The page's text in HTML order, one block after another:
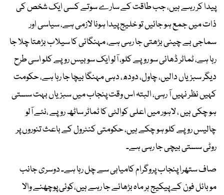
پیدا کر رہے ہیں، جب طاقت کے سارے سوتے کسی ایک شخص کی
ذات میں جمع ہو جائیں تو خلیج پیدا ہونا لازمی ہے، سیاسی اور
سماجی بے چینی بڑھتی جا رہی ہے، مہنگائی کا سیلاب بڑھتا چلا جا
رہا ہے، ٹماٹر ڈھائی سو روپے کلو، آلو ایک سو بیس روپے کلو اسی طرح
دیگر سبزیاں دالیں، چاول، دودھ، دہی مہنگا بیچا جا رہا ہے، حکومت
کہیں نظر نہیں آ رہی، البتہ اس وقت پنجاب میں سبزیاں بہت سستی
ہو چکی ہیں ، لاہور میں اعلی کوالٹی کا ٹماٹر ساٹھ روپے ،نئے آلو
چالیس روپے کلو ہو چکے ہیں، حکومتی کنٹرول کے باعث تنوروں پر
روٹی سستی بیچی جا رہی ہے۔
صاف ستھرا پنجاب پروگرام کامیابی سے چل رہا ہے۔ دوسری جانب
موبائل فون کے پیکیج ہر ماہ بڑھائے جا رہے ہیں،کوئی پوچھنے والا